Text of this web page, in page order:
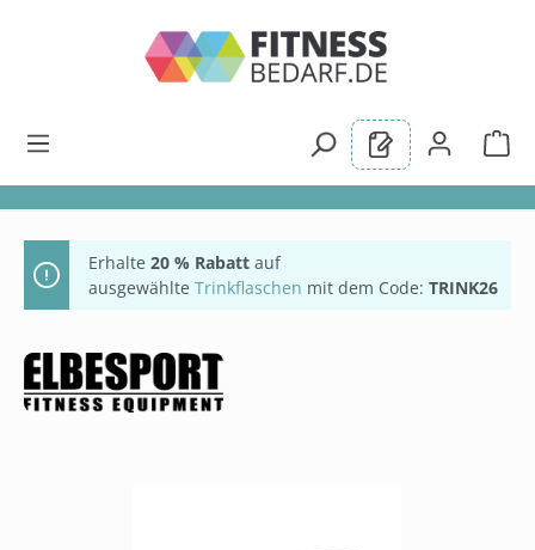
Erhalte 20 % Rabatt auf
ausgewählte Trinkflaschen mit dem Code: TRINK26